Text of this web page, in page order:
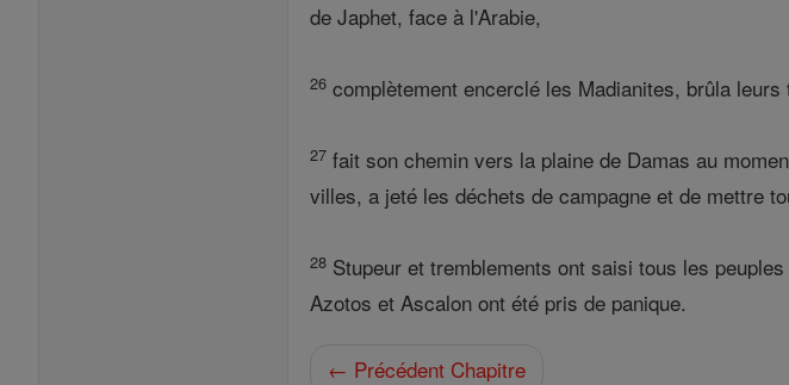
de Japhet, face à l'Arabie,
26 complètement encerclé les Madianites, brûla
27 fait son chemin vers la plaine de Damas au
villes, a jeté les déchets de campagne et de mettre
28 Stupeur et tremblements ont saisi tous les
Azotos et Ascalon ont été pris de panique.
← Précédent Chapitre